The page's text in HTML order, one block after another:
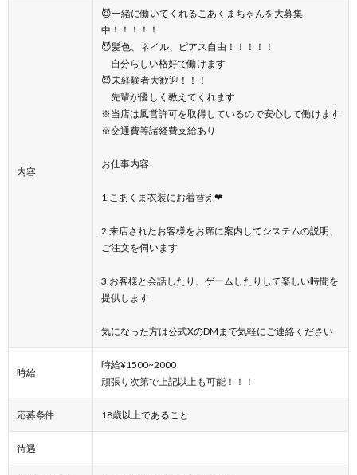
内容
😈一緒に働いてくれるこあくまちゃんを大募集
中！！！！！
😈髪色、ネイル、ピアス自由！！！！！
自分らしい格好で働けます
😈未経験者大歓迎！！！
先輩が優しく教えてくれます
※当店は風営許可を取得しているので安心して働けます
※交通費等諸経費支給あり
お仕事内容
1.こあくま衣装にお着替え❤
2.来店されたお客様をお席に案内してシステムの説明、
ご注文を伺います
3.お客様と会話したり、ゲームしたりして楽しい時間を
提供します
気になった方は公式XのDMまで気軽にご連絡ください
時給
時給¥1500~2000
頑張り次第で上記以上も可能！！！
応募条件 18歳以上であること
待遇